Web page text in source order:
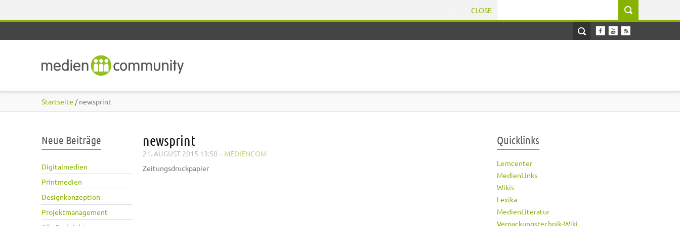
CLOSE
Startseite / newsprint
Neue Beiträge
Digitalmedien
Printmedien
Designkonzeption
Projektmanagement
newsprint
21. AUGUST 2015 13:50 – MEDIENCOM
Zeitungsdruckpapier
Quicklinks
Lerncenter
MedienLinks
Wikis
Lexika
MedienLiteratur
Verpackungstechnik-Wiki